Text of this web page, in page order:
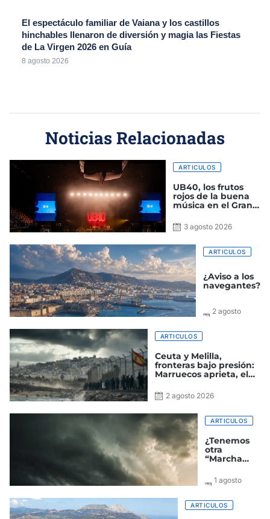
El espectáculo familiar de Vaiana y los castillos
hinchables llenaron de diversión y magia las Fiestas
de La Virgen 2026 en Guía
8 agosto 2026
Noticias Relacionadas
ARTICULOS
UB40, los frutos
rojos de la buena
música en el Gran
3 agosto 2026
ARTICULOS
¿Aviso a los
navegantes?
2 agosto
ARTICULOS
Ceuta y Melilla,
fronteras bajo presión:
Marruecos aprieta, el
España paga el precio
2 agosto 2026
ARTICULOS
¿Tenemos
otra
“Marcha
vista?
1 agosto
ARTICULOS